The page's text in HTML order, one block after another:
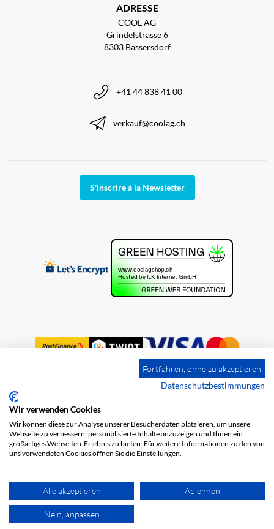
ADRESSE
COOL AG
Grindelstrasse 6
8303 Bassersdorf
+41 44 838 41 00
verkauf@coolag.ch
S'inscrire à la Newsletter
Impression
Protection des données
© 2026 COOL AG. Tous les droits sont réservés.
powered by polynorm
Fortfahren, ohne zu akzeptieren
Datenschutzbestimmungen
Wir verwenden Cookies
Wir können diese zur Analyse unserer Besucherdaten platzieren, um unsere
Webseite zu verbessern, personalisierte Inhalte anzuzeigen und Ihnen ein
großartiges Webseiten-Erlebnis zu bieten. Für weitere Informationen zu den von
uns verwendeten Cookies öffnen Sie die Einstellungen.
Alle akzeptieren Ablehnen
Nein, anpassen